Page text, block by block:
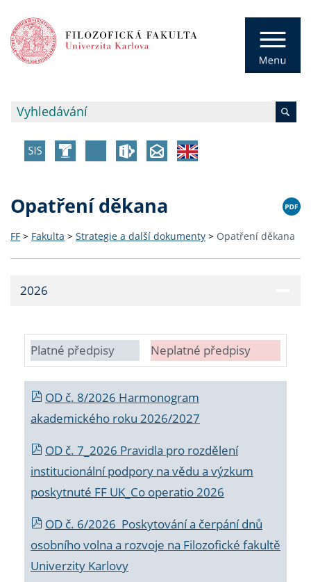
Opatření děkana
FF > Fakulta > Strategie a další dokumenty > Opatření děkana
2026
Platné předpisy Neplatné předpisy
OD č. 8/2026 Harmonogram
akademického roku 2026/2027
OD č. 7_2026 Pravidla pro rozdělení
institucionální podpory na vědu a výzkum
poskytnuté FF UK_Co operatio 2026
OD č. 6/2026 Poskytování a čerpání dnů
osobního volna a rozvoje na Filozofické fakultě
Univerzity Karlovy